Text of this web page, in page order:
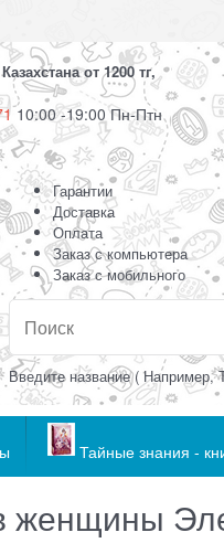
Казахстана от 1200 тг,
10:00 -19:00 Пн-Птн
Гарантии
Доставка
Оплата
Заказ с компьютера
Заказ с мобильного
Введите название ( Например,
Тайные знания -
женщины